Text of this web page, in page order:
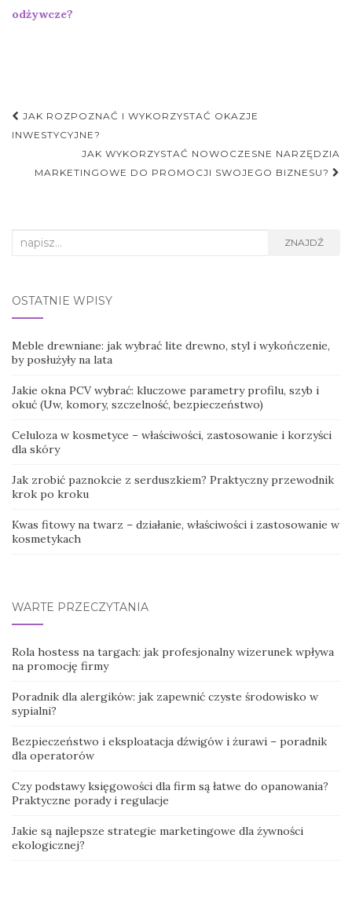
odżywcze?
Nawigacja
postu
JAK ROZPOZNAĆ I WYKORZYSTAĆ OKAZJE
INWESTYCYJNE?
JAK WYKORZYSTAĆ NOWOCZESNE NARZĘDZIA
MARKETINGOWE DO PROMOCJI SWOJEGO BIZNESU?
Search
ZNAJDŹ
OSTATNIE WPISY
Meble drewniane: jak wybrać lite drewno, styl i wykończenie,
by posłużyły na lata
Jakie okna PCV wybrać: kluczowe parametry profilu, szyb i
okuć (Uw, komory, szczelność, bezpieczeństwo)
Celuloza w kosmetyce – właściwości, zastosowanie i korzyści
dla skóry
Jak zrobić paznokcie z serduszkiem? Praktyczny przewodnik
krok po kroku
Kwas fitowy na twarz – działanie, właściwości i zastosowanie w
kosmetykach
WARTE PRZECZYTANIA
Rola hostess na targach: jak profesjonalny wizerunek wpływa
na promocję firmy
Poradnik dla alergików: jak zapewnić czyste środowisko w
sypialni?
Bezpieczeństwo i eksploatacja dźwigów i żurawi – poradnik
dla operatorów
Czy podstawy księgowości dla firm są łatwe do opanowania?
Praktyczne porady i regulacje
Jakie są najlepsze strategie marketingowe dla żywności
ekologicznej?